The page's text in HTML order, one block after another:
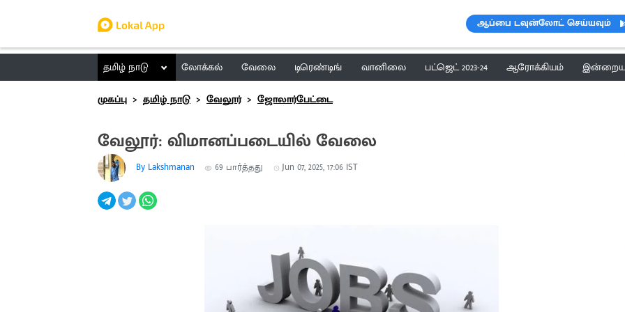
ஆப்பை டவுன்லோட் செய்யவும்
தமிழ் நாடு லோக்கல் வேலை டிரெண்டிங் வானிலை பட்ஜெட் 2023-24 ஆரோக்கியம் இன்றைய
முகப்பு
தமிழ் நாடு வேலூர் ஜோலார்பேட்டை
வேலூர்: விமானப்படையில் வேலை
By Lakshmanan 69 பார்த்தது Jun 07, 2025, 17:06 IST